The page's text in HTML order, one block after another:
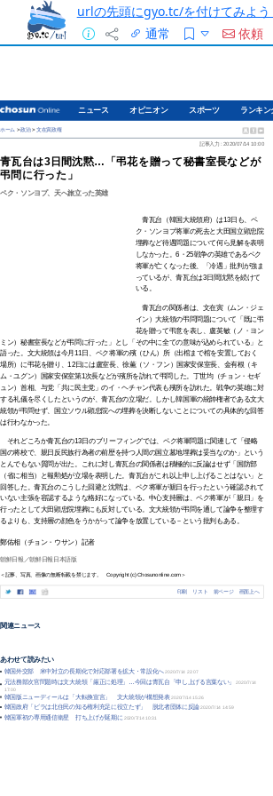
urlの先頭にgyo.tc/を付けてみよう
通常
依頼